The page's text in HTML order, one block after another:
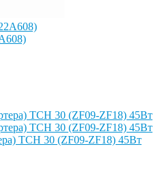
ТСН 30 (ZF09-ZF18) 45Вт